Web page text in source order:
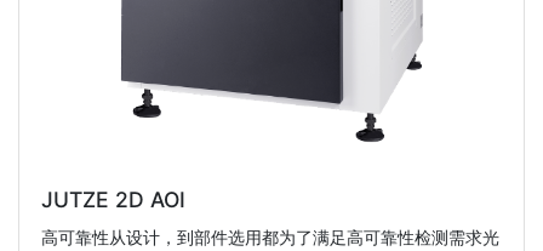
JUTZE 2D AOI
高可靠性从设计，到部件选用都为了满足高可靠性检测需求光